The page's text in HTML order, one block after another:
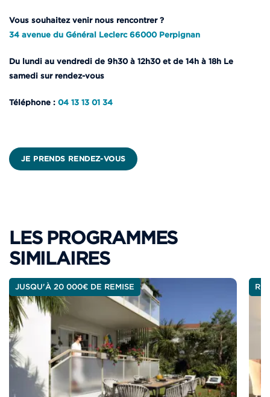
Vous souhaitez venir nous rencontrer ?
34 avenue du Général Leclerc 66000 Perpignan
Du lundi au vendredi de 9h30 à 12h30 et de 14h à 18h Le
samedi sur rendez-vous
Téléphone : 04 13 13 01 34
JE PRENDS RENDEZ-VOUS
LES PROGRAMMES
SIMILAIRES
JUSQU'À 20 000€ DE REMISE